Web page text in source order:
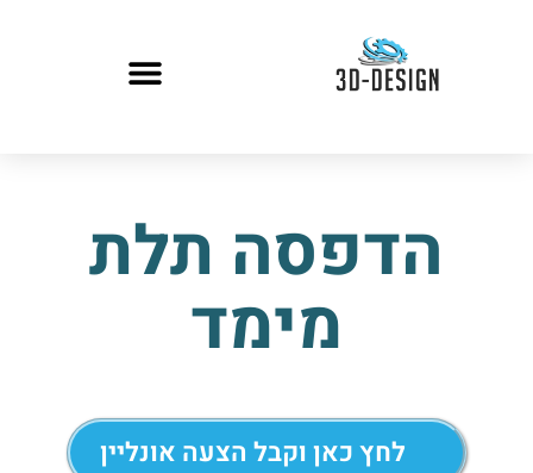
הדפסה תלת
מימד
לחץ כאן וקבל הצעה אונליין